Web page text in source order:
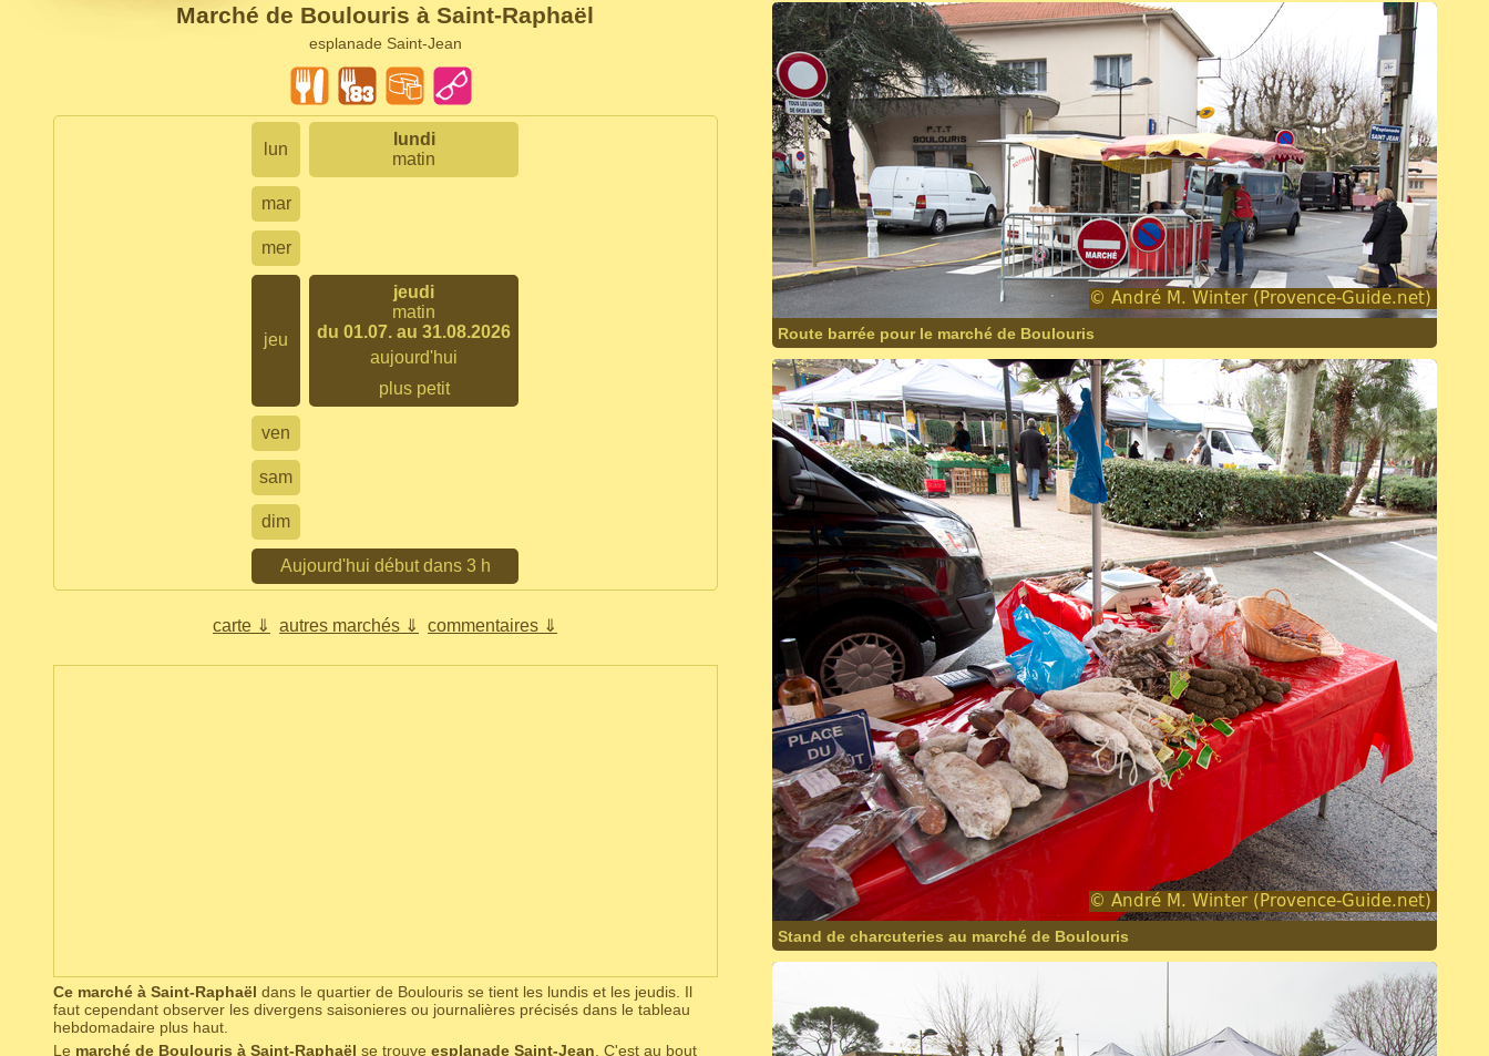
Marché de Boulouris à Saint-Raphaël
esplanade Saint-Jean
lun
lundi
matin
mar
mer
jeu
jeudi
matin
du 01.07. au 31.08.2026
aujourd'hui
plus petit
ven
sam
dim
Aujourd'hui début dans 3 h
carte ⇓ autres marchés ⇓ commentaires ⇓
Ce marché à Saint-Raphaël dans le quartier de Boulouris se tient les lundis et les jeudis. Il
faut cependant observer les divergens saisonieres ou journalières précisés dans le tableau
hebdomadaire plus haut.
Le marché de Boulouris à Saint-Raphaël se trouve esplanade Saint-Jean . C'est au bout
Route barrée pour le marché de Boulouris
Stand de charcuteries au marché de Boulouris